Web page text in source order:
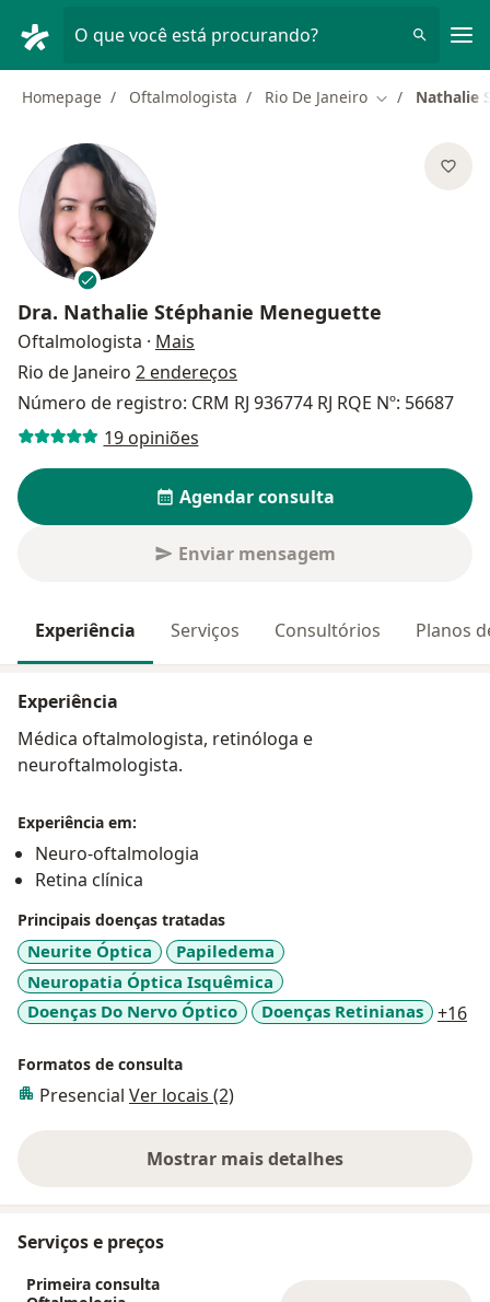
O que você está procurando?
Homepage Oftalmologista Rio De Janeiro Mudar deNathalie
Dra. Nathalie Stéphanie Meneguette
Oftalmologista · Mais
Rio de Janeiro 2 endereços
Número de registro: CRM RJ 936774 RJ RQE Nº: 56687
19 opiniões
Agendar consulta
Enviar mensagem
Experiência Serviços Consultórios Planos
Experiência
Médica oftalmologista, retinóloga e
neuroftalmologista.
Experiência em:
Neuro-oftalmologia
Retina clínica
Principais doenças tratadas
Neurite Óptica
Papiledema
Neuropatia Óptica Isquêmica
Doenças Do Nervo Óptico
Doenças Retinianas +16
Formatos de consulta
Presencial Ver locais (2)
Mostrar mais detalhes
sobre a experiência
Serviços e preços
Primeira consulta